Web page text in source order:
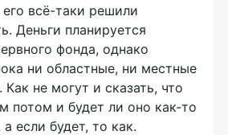
его всё-таки решили
Деньги планируется
фонда, однако
ни областные, ни местные
Как не могут и сказать, что
потом и будет ли оно как-то
а если будет, то как.